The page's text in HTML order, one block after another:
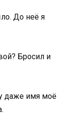
До неё я
Бросил и
даже имя моё